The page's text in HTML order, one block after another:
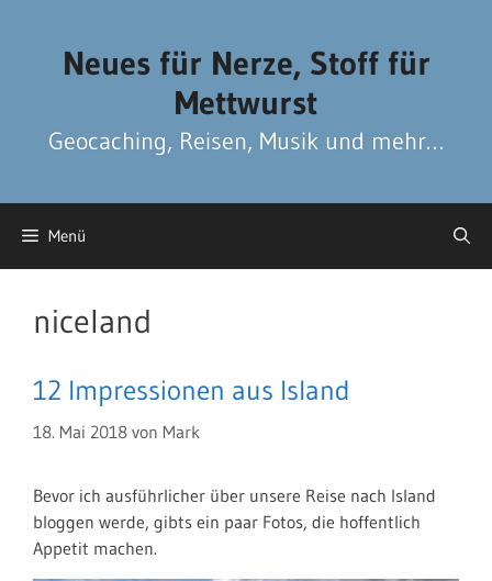
Neues für Nerze, Stoff für
Mettwurst
Geocaching, Reisen, Musik und mehr…
Menü
niceland
12 Impressionen aus Island
18. Mai 2018 von Mark
Bevor ich ausführlicher über unsere Reise nach Island
bloggen werde, gibts ein paar Fotos, die hoffentlich
Appetit machen.